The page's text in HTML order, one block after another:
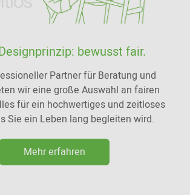
bewusst fair.
Partner für Beratung und
wir eine große Auswahl an fairen
für ein hochwertiges und zeitloses
Sie ein Leben lang begleiten wird.
Mehr erfahren